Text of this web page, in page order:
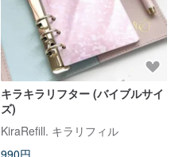
キラキラリフター (バイブルサイ
ズ)
KiraRefill. キラリフィル
990円